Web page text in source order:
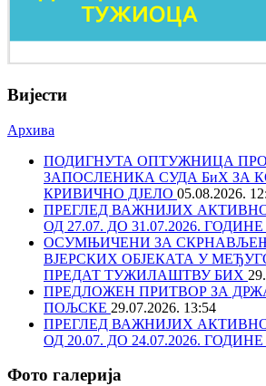
Вијести
Архива
ПОДИГНУТА ОПТУЖНИЦА
ЗАПОСЛЕНИКА СУДА БиХ ЗА
КРИВИЧНО ДЈЕЛО 05.08.2026.
ПРЕГЛЕД ВАЖНИЈИХ
ОД 27.07. ДО 31.07.2026. ГОДИНЕ
ОСУМЊИЧЕНИ ЗА
ВЈЕРСКИХ ОБЈЕКАТА У
ПРЕДАТ ТУЖИЛАШТВУ БИХ
ПРЕДЛОЖЕН ПРИТВОР ЗА
ПОЉСКЕ 29.07.2026. 13:54
ПРЕГЛЕД ВАЖНИЈИХ
ОД 20.07. ДО 24.07.2026. ГОДИНЕ
Фото галерија